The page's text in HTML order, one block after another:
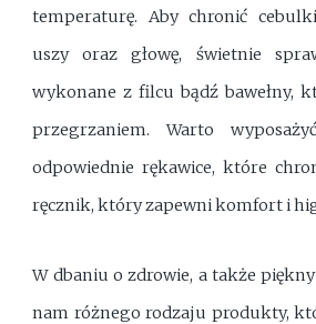
temperaturę. Aby chronić cebulki
uszy oraz głowę, świetnie
wykonane z filcu bądź bawełny,
przegrzaniem. Warto
odpowiednie rękawice, które
ręcznik, który zapewni komfort i
W dbaniu o zdrowie, a także
nam różnego rodzaju produkty,